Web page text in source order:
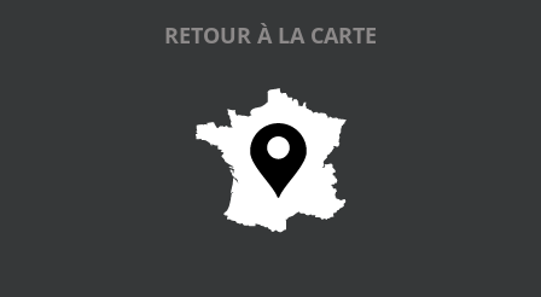
RETOUR À LA CARTE